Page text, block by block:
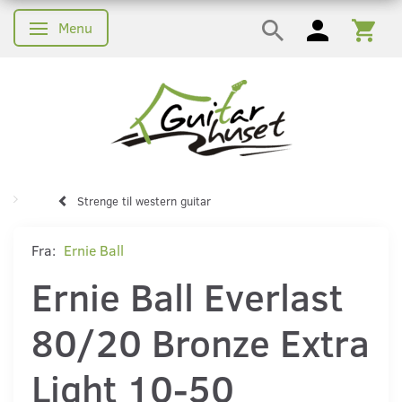
Skifte navigation
Menu
Strenge til western guitar
Fra: Ernie Ball
Ernie Ball Everlast
80/20 Bronze Extra
Light 10-50